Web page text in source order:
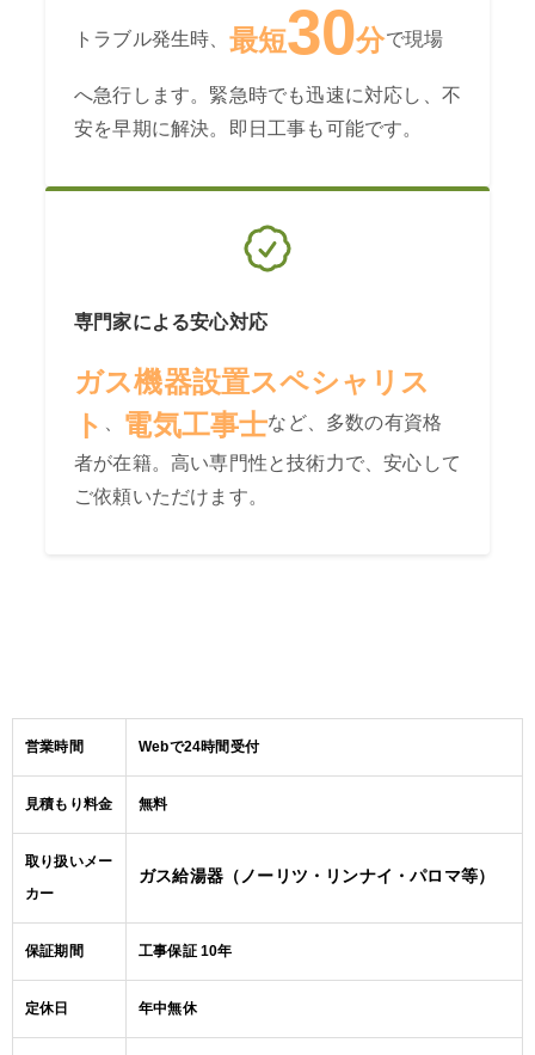
トラブル発生時、 最短30分で現場
へ急行します。緊急時でも迅速に対応し、不
安を早期に解決。即日工事も可能です。
専門家による安心対応
ガス機器設置スペシャリス
ト
電気工事士など、多数の有資格
者が在籍。高い専門性と技術力で、安心して
ご依頼いただけます。
営業時間 Webで24時間受付
見積もり料金 無料
取り扱いメー
カー
ガス給湯器（ノーリツ・リンナイ・パロマ等）
保証期間 工事保証 10年
定休日 年中無休